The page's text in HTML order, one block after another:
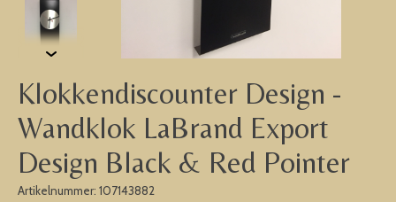
Klokkendiscounter Design -
Wandklok LaBrand Export
Design Black & Red Pointer
Artikelnummer: 107143882